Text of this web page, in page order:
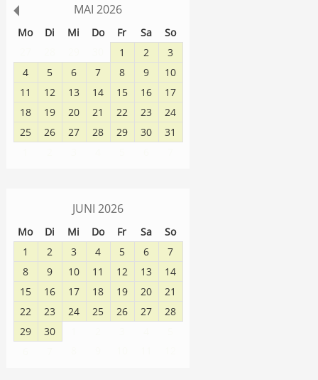
MAI 2026
Mo Di Mi Do Fr Sa
So
1 2
3
4
5 6 7 8 9
10
11
12 13 14 15 16
17
18
19 20 21 22 23
24
25
26 27 28 29 30
31
JUNI 2026
Mo Di Mi Do Fr Sa
So
1
2 3 4 5 6
7
8
9 10 11 12 13
14
15
16 17 18 19 20
21
22
23 24 25 26 27
28
29
30